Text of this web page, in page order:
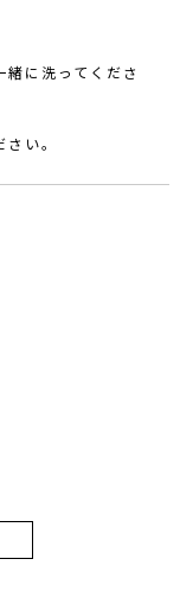
に洗ってくださ
い。